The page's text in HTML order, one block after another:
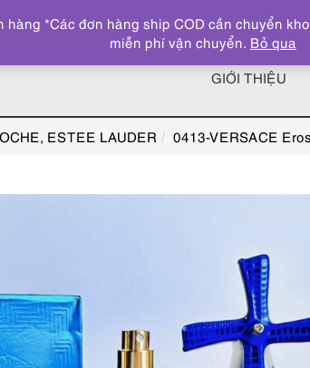
GIỚI THIỆU
ESTEE LAUDER 0413-VERSACE
*Các đơn hàng ship COD cần chuyển
miễn phí vận chuyển. Bỏ qua